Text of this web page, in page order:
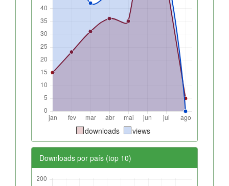
downloads views
Downloads por país (top 10)